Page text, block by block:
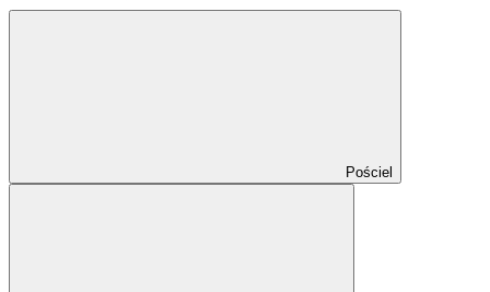
Pościel